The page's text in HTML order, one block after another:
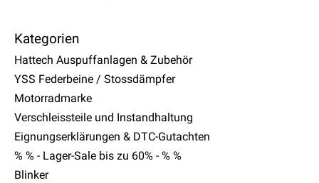
Kategorien
Hattech Auspuffanlagen & Zubehör
YSS Federbeine / Stossdämpfer
Motorradmarke
Verschleissteile und Instandhaltung
Eignungserklärungen & DTC-Gutachten
% % - Lager-Sale bis zu 60% - % %
Blinker